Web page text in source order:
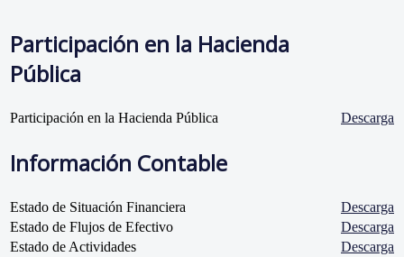
Participación en la Hacienda
Pública
Participación en la Hacienda Pública Descarga
Información Contable
Estado de Situación Financiera
Descarga
Estado de Flujos de Efectivo
Descarga
Estado de Actividades
Descarga